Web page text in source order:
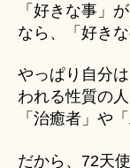
「好きな事」
なら、「好き
やっぱり自分
われる性質の人
「治癒者」や
だから、72天